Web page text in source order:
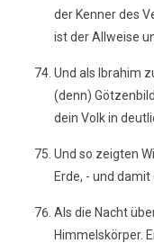
der Kenner des
ist der Allweise
Und als Ibrahim
(denn)
dein Volk in
Und so zeigten
Erde, - und
Als die Nacht
Himmelskörper.